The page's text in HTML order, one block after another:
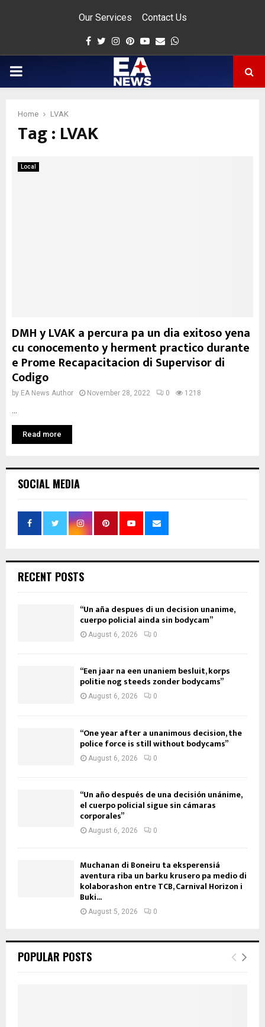
Our Services Contact Us
Facebook
Twitter
Instagram
Pinterest
Youtube
Email
PRIMARY
Home LVAK
Tag : LVAK
Local
DMH y LVAK a percura pa un dia exitoso yena
cu conocemento y herment practico durante
e Prome Recapacitacion di Supervisor di
Codigo
by EA News Author November 28, 2022 0 1218
Read more
SOCIAL MEDIA
RECENT POSTS
“Un aña despues di un decision unanime,
cuerpo policial ainda sin bodycam”
August 6, 2026 0
“Een jaar na een unaniem besluit, korps
politie nog steeds zonder bodycams”
August 6, 2026 0
“One year after a unanimous decision, the
police force is still without bodycams”
August 6, 2026 0
“Un año después de una decisión unánime,
el cuerpo policial sigue sin cámaras
corporales”
August 6, 2026 0
Muchanan di Boneiru ta eksperensiá
aventura riba un barku krusero pa medio di
kolaborashon entre TCB, Carnival Horizon i
Buki...
August 5, 2026 0
POPULAR POSTS